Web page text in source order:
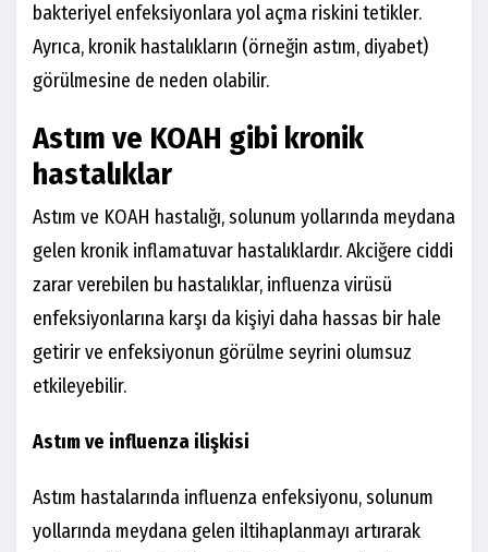
bakteriyel enfeksiyonlara yol açma riskini tetikler.
Ayrıca, kronik hastalıkların (örneğin astım, diyabet)
görülmesine de neden olabilir.
Astım ve KOAH gibi kronik
hastalıklar
Astım ve KOAH hastalığı, solunum yollarında meydana
gelen kronik inflamatuvar hastalıklardır. Akciğere ciddi
zarar verebilen bu hastalıklar, influenza virüsü
enfeksiyonlarına karşı da kişiyi daha hassas bir hale
getirir ve enfeksiyonun görülme seyrini olumsuz
etkileyebilir.
Astım ve influenza ilişkisi
Astım hastalarında influenza enfeksiyonu, solunum
yollarında meydana gelen iltihaplanmayı artırarak